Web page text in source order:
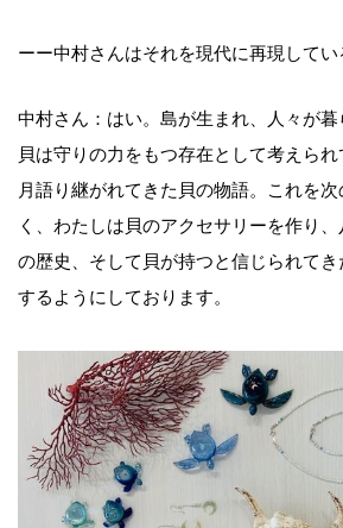
ーー中村さんはそれを現代に再現してい
中村さん：はい。島が生まれ、人々が暮
貝は守りの力をもつ存在として考えら
月語り継がれてきた貝の物語。これを
く、わたしは貝のアクセサリーを作り
の歴史、そして貝が持つと信じられて
するようにしております。